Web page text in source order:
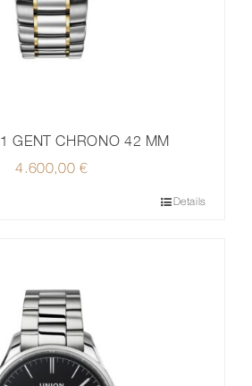
GENT CHRONO 42 MM
4.600,00€
Details